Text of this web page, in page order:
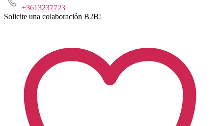
+3613237723
Solicite una colaboración B2B!